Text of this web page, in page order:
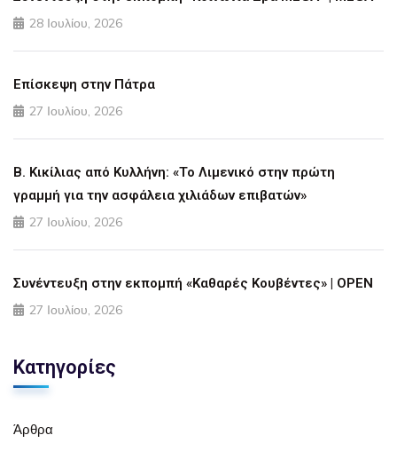
28 Ιουλίου, 2026
Επίσκεψη στην Πάτρα
27 Ιουλίου, 2026
Β. Κικίλιας από Κυλλήνη: «Το Λιμενικό στην πρώτη
γραμμή για την ασφάλεια χιλιάδων επιβατών»
27 Ιουλίου, 2026
Συνέντευξη στην εκπομπή «Καθαρές Κουβέντες» | OPEN
27 Ιουλίου, 2026
Κατηγορίες
Άρθρα